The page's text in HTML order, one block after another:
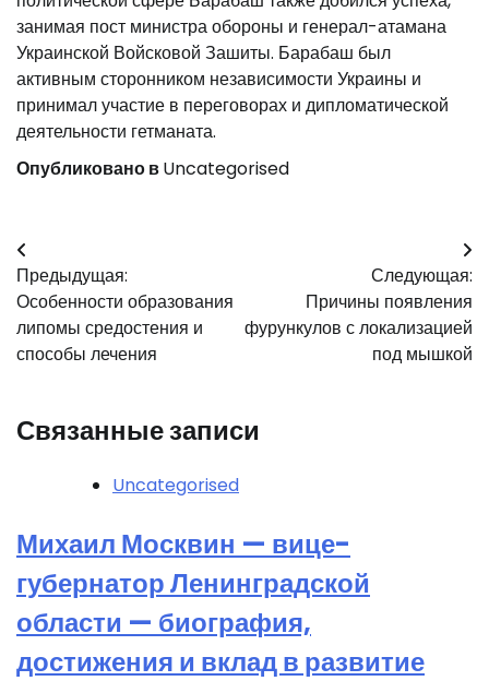
занимая пост министра обороны и генерал-атамана
Украинской Войсковой Зашиты. Барабаш был
активным сторонником независимости Украины и
принимал участие в переговорах и дипломатической
деятельности гетманата.
Опубликовано вUncategorised
Навигация
по
записям
Предыдущая:
Особенности образования
липомы средостения и
способы лечения
Следующая:
Причины появления
фурункулов с локализацией
под мышкой
Связанные записи
Uncategorised
Михаил Москвин — вице-
губернатор Ленинградской
области — биография,
достижения и вклад в развитие